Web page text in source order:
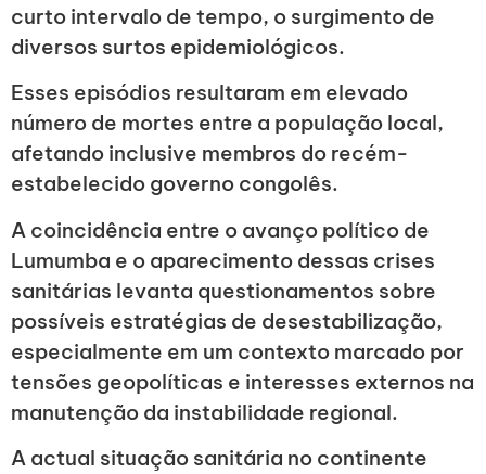
curto intervalo de tempo, o surgimento de
diversos surtos epidemiológicos.
Esses episódios resultaram em elevado
número de mortes entre a população local,
afetando inclusive membros do recém-
estabelecido governo congolês.
A coincidência entre o avanço político de
Lumumba e o aparecimento dessas crises
sanitárias levanta questionamentos sobre
possíveis estratégias de desestabilização,
especialmente em um contexto marcado por
tensões geopolíticas e interesses externos na
manutenção da instabilidade regional.
A actual situação sanitária no continente